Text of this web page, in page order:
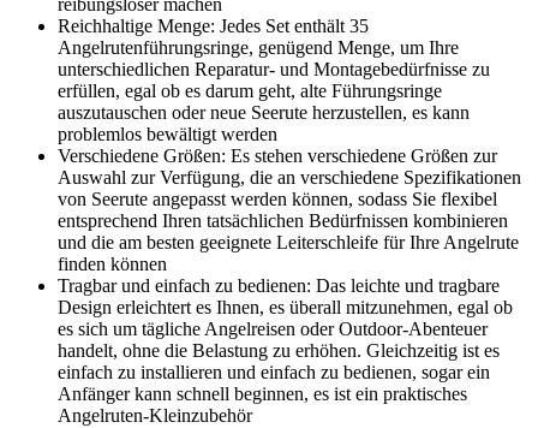
reibungsloser machen
Reichhaltige Menge: Jedes Set enthält 35
Angelrutenführungsringe, genügend Menge, um Ihre
unterschiedlichen Reparatur- und Montagebedürfnisse zu
erfüllen, egal ob es darum geht, alte Führungsringe
auszutauschen oder neue Seerute herzustellen, es kann
problemlos bewältigt werden
Verschiedene Größen: Es stehen verschiedene Größen zur
Auswahl zur Verfügung, die an verschiedene Spezifikationen
von Seerute angepasst werden können, sodass Sie flexibel
entsprechend Ihren tatsächlichen Bedürfnissen kombinieren
und die am besten geeignete Leiterschleife für Ihre Angelrute
finden können
Tragbar und einfach zu bedienen: Das leichte und tragbare
Design erleichtert es Ihnen, es überall mitzunehmen, egal ob
es sich um tägliche Angelreisen oder Outdoor-Abenteuer
handelt, ohne die Belastung zu erhöhen. Gleichzeitig ist es
einfach zu installieren und einfach zu bedienen, sogar ein
Anfänger kann schnell beginnen, es ist ein praktisches
Angelruten-Kleinzubehör